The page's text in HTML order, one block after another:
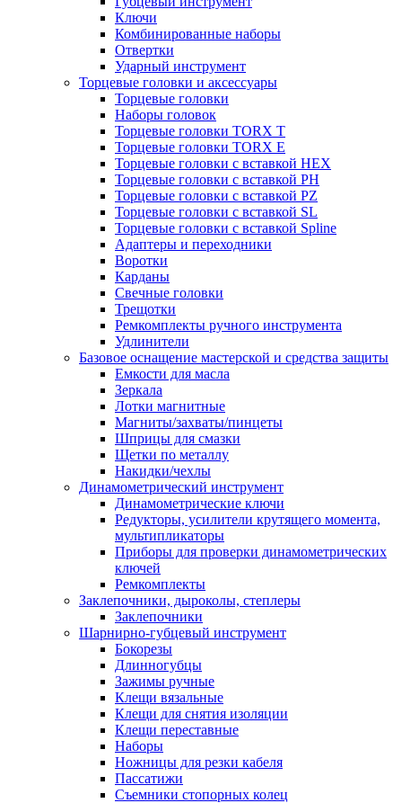
Ключи
Комбинированные наборы
Отвертки
Ударный инструмент
Торцевые головки и аксессуары
Торцевые головки
Наборы головок
Торцевые головки TORX T
Торцевые головки TORX Е
Торцевые головки с вставкой HEX
Торцевые головки с вставкой PH
Торцевые головки с вставкой PZ
Торцевые головки с вставкой SL
Торцевые головки с вставкой Spline
Адаптеры и переходники
Воротки
Карданы
Свечные головки
Трещотки
Ремкомплекты ручного инструмента
Удлинители
Базовое оснащение мастерской и средства защиты
Емкости для масла
Зеркала
Лотки магнитные
Магниты/захваты/пинцеты
Шприцы для смазки
Щетки по металлу
Накидки/чехлы
Динамометрический инструмент
Динамометрические ключи
Редукторы, усилители крутящего момента,
мультипликаторы
Приборы для проверки динамометрических
ключей
Ремкомплекты
Заклепочники, дыроколы, степлеры
Заклепочники
Шарнирно-губцевый инструмент
Бокорезы
Длинногубцы
Зажимы ручные
Клещи вязальные
Клещи для снятия изоляции
Клещи переставные
Наборы
Ножницы для резки кабеля
Пассатижи
Съемники стопорных колец